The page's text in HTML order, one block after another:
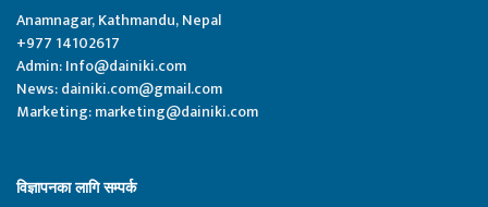
Anamnagar, Kathmandu, Nepal
+977 14102617
Admin:Info@dainiki.com
News:dainiki.com@gmail.com
Marketing:marketing@dainiki.com
विज्ञापनका लागि सम्पर्क